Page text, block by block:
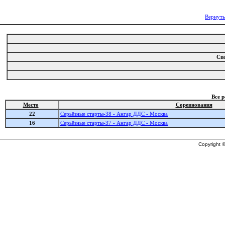
Все
Место
Соревнования
22
Серьёзные старты-38 - Ангар ДДС - Москва
16
Серьёзные старты-37 - Ангар ДДС - Москва
Copyright